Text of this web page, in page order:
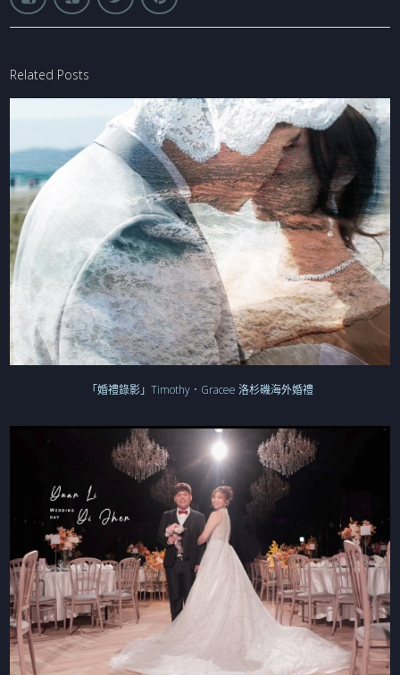
Related Posts
「婚禮錄影」Timothy．Gracee 洛杉磯海外婚禮